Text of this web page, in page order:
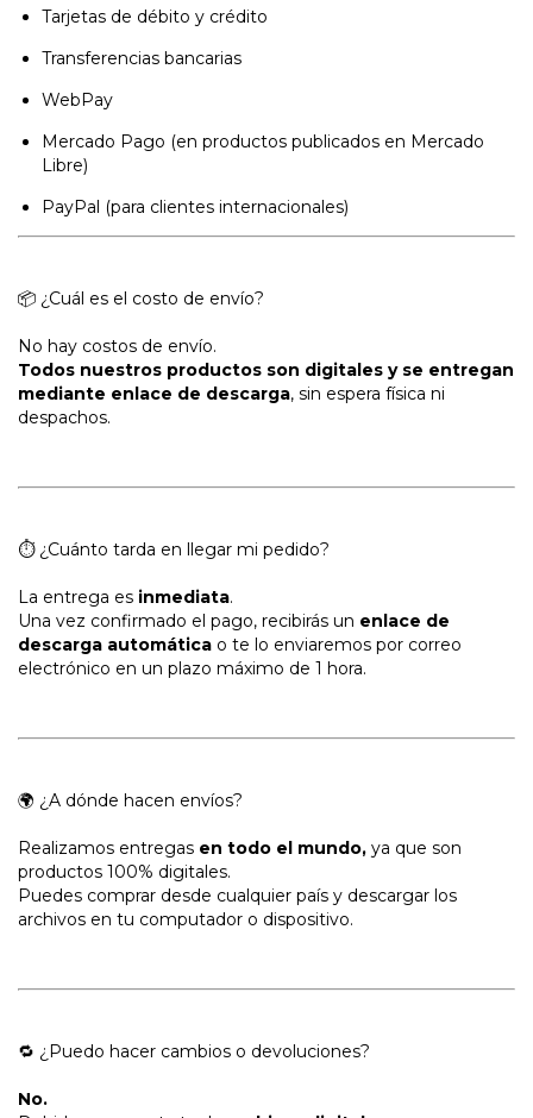
Tarjetas de débito y crédito
Transferencias bancarias
WebPay
Mercado Pago (en productos publicados en Mercado
Libre)
PayPal (para clientes internacionales)
📦 ¿Cuál es el costo de envío?
No hay costos de envío.
Todos nuestros productos son digitales y se entregan
mediante enlace de descarga, sin espera física ni
despachos.
⏱ ¿Cuánto tarda en llegar mi pedido?
La entrega es inmediata.
Una vez confirmado el pago, recibirás un enlace de
descarga automática o te lo enviaremos por correo
electrónico en un plazo máximo de 1 hora.
🌍 ¿A dónde hacen envíos?
Realizamos entregas en todo el mundo, ya que son
productos 100% digitales.
Puedes comprar desde cualquier país y descargar los
archivos en tu computador o dispositivo.
🔁 ¿Puedo hacer cambios o devoluciones?
No.